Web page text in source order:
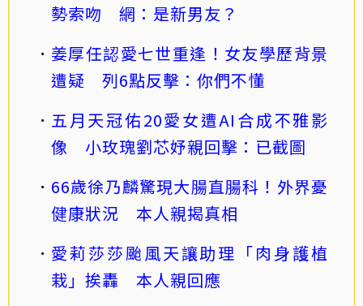
勢索吻 網：是新男友？
姜厚任認愛七世重逢！女友學歷背景
遭疑 列6點反擊：你們不懂
五月天冠佑20愛女遭AI合成不雅影
像 小玫瑰劉芯妤親回擊：已截圖
66歲徐乃麟驚現大腸直腸科！外界憂
健康狀況 本人親揭真相
愛莉莎莎颱風天讓助理「肉身護植
栽」挨轟 本人親回應